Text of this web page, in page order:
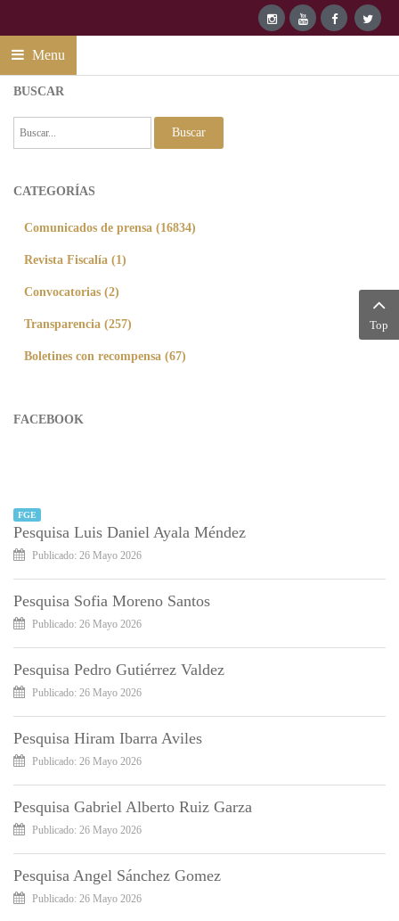
Menu
BUSCAR
Buscar
CATEGORÍAS
Comunicados de prensa (16834)
Revista Fiscalía (1)
Convocatorias (2)
Transparencia (257)
Boletines con recompensa (67)
FACEBOOK
FGE
Pesquisa Luis Daniel Ayala Méndez
Publicado: 26 Mayo 2026
Pesquisa Sofia Moreno Santos
Publicado: 26 Mayo 2026
Pesquisa Pedro Gutiérrez Valdez
Publicado: 26 Mayo 2026
Pesquisa Hiram Ibarra Aviles
Publicado: 26 Mayo 2026
Pesquisa Gabriel Alberto Ruiz Garza
Publicado: 26 Mayo 2026
Pesquisa Angel Sánchez Gomez
Publicado: 26 Mayo 2026
Top